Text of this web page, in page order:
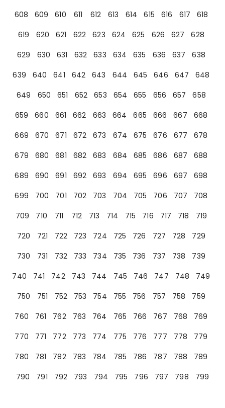
608
609 610 611 612 613 614 615 616 617
618
619
620 621 622 623 624 625 626 627
628
629
630 631 632 633 634 635 636 637
638
639
640 641 642 643 644 645 646 647
648
649
650 651 652 653 654 655 656 657
658
659
660 661 662 663 664 665 666 667
668
669
670 671 672 673 674 675 676 677
678
679
680 681 682 683 684 685 686 687
688
689
690 691 692 693 694 695 696 697
698
699
700 701 702 703 704 705 706 707
708
709
710 711 712 713 714 715 716 717 718
719
720
721 722 723 724 725 726 727 728
729
730
731 732 733 734 735 736 737 738
739
740
741 742 743 744 745 746 747 748
749
750
751 752 753 754 755 756 757 758
759
760
761 762 763 764 765 766 767 768
769
770
771 772 773 774 775 776 777 778
779
780
781 782 783 784 785 786 787 788
789
790
791 792 793 794 795 796 797 798 799